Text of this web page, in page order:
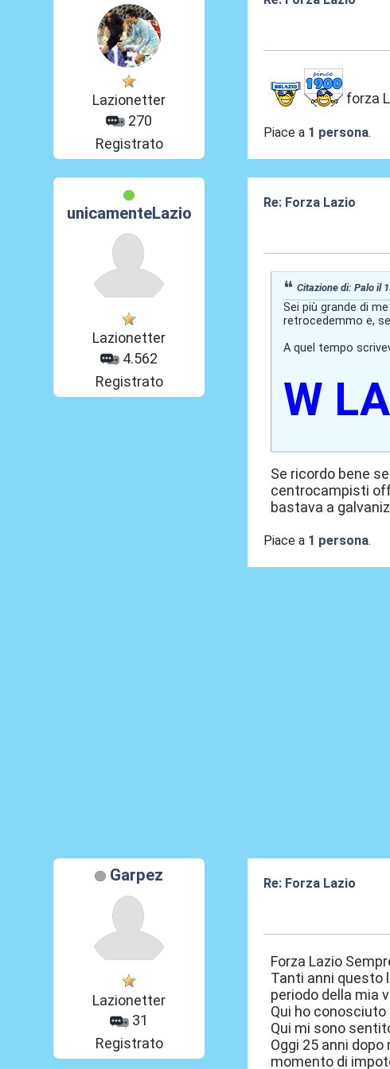
Lazionetter
270
Registrato
forza
Piace a 1 persona.
unicamenteLazio
Lazionetter
4.562
Registrato
Re: Forza Lazio
Citazione di: Palo il
Sei più grande di
retrocedemmo e,
A quel tempo
W
Se ricordo bene
centrocampisti
bastava a
Piace a 1 persona.
Garpez
Lazionetter
31
Registrato
Re: Forza Lazio
Forza Lazio
Tanti anni questo
periodo della mia
Qui ho
Qui mi sono
Oggi 25 anni
momento di